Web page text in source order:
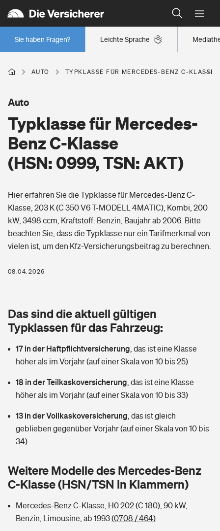
Leichte Sprache
Sie haben Fragen?
Wer versichert was: Jetzt Versicherer finden
Regionalklassen: So ist Ihre Region eingestuft
Wer versichert was: Jetzt Versicherer finden
Berufsunfähigkeitsversicherung
Arbeitsrechtsschutz
Berufshaftpflichtversicherung
Rentenrechner: Wie viel Geld bekomme ich im Alter?
Wer versichert was: Jetzt Versicherer finden
Wohnen
Wohngebäudeversicherung
Hausratversicherung
Elementarversicherung
Photovoltaik
Wärmepumpen versichern
Vermieterrrechtsschutz
Mietkautionsversicherung
Zur Übersicht
Tools
Hochwasser-Check: Wie gefährdet ist Ihr Haus?
Wer versichert was: Jetzt Versicherer finden
Sie haben Fragen?
Pri­vate Haft­pflicht­
Rechts­schutz­ver­si­che­rung
Kinderunfall­ver­si­che­rung
Reiseversicherung
Pferdehalter-Haftpflicht
Handyversicherung
Private Cyberversicherung
Musikinstrumentenversicherung
Zur Übersicht
Gesundheit
Private Krankenversicherung
Tierkrankenversicherung
Zur Übersicht
Tools
Wer versichert was: Jetzt Versicherer finden
Sie haben Fragen?
Rentenrechner: Wie viel Geld bekomme ich im Alter?
AUTO TYPKLASSE FÜR MERCEDES-BENZ C-
Typklasse für Mercedes-
Benz C-Klasse
(HSN: 0999, TSN: AKT)
Auto
Hier erfahren Sie die Typklasse für Mercedes-Benz C-
Klasse, 203 K (C 350 V6 T-MODELL 4MATIC), Kombi, 200
kW, 3498 ccm, Kraftstoff: Benzin, Baujahr ab 2006. Bitte
beachten Sie, dass die Typklasse nur ein Tarifmerkmal von
vielen ist, um den Kfz-Versicherungsbeitrag zu berechnen.
08.04.2026
Das sind die aktuell gültigen
Typklassen für das Fahrzeug:
17 in der Haftpflichtversicherung das ist eine Klasse
höher als im Vorjahr (auf einer Skala von 10 bis 25)
18 in der Teilkaskoversicherung das ist eine Klasse
höher als im Vorjahr (auf einer Skala von 10 bis 33)
13 in der Vollkaskoversicherung das ist gleich
geblieben gegenüber Vorjahr (auf einer Skala von 10 bis
34)
Weitere Modelle des Mercedes-Benz
C-Klasse (HSN/TSN in Klammern)
Mercedes-Benz C-Klasse, H0 202 (C 180), 90 kW,
Benzin, Limousine, ab 1993(0708 / 464)